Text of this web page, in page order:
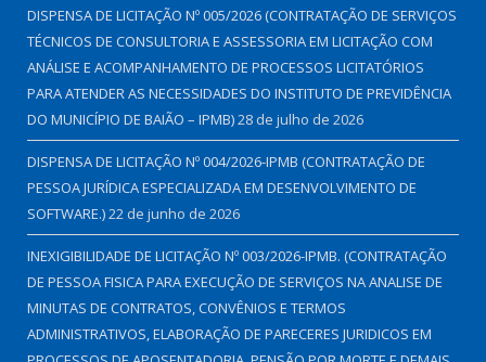
DISPENSA DE LICITAÇÃO Nº 005/2026 (CONTRATAÇÃO DE SERVIÇOS
TÉCNICOS DE CONSULTORIA E ASSESSORIA EM LICITAÇÃO COM
ANÁLISE E ACOMPANHAMENTO DE PROCESSOS LICITATÓRIOS
PARA ATENDER AS NECESSIDADES DO INSTITUTO DE PREVIDÊNCIA
DO MUNICÍPIO DE BAIÃO – IPMB)28 de julho de 2026
DISPENSA DE LICITAÇÃO Nº 004/2026-IPMB (CONTRATAÇÃO DE
PESSOA JURÍDICA ESPECIALIZADA EM DESENVOLVIMENTO DE
SOFTWARE.)22 de junho de 2026
INEXIGIBILIDADE DE LICITAÇÃO Nº 003/2026-IPMB. (CONTRATAÇÃO
DE PESSOA FISICA PARA EXECUÇÃO DE SERVIÇOS NA ANALISE DE
MINUTAS DE CONTRATOS, CONVÊNIOS E TERMOS
ADMINISTRATIVOS, ELABORAÇÃO DE PARECERES JURIDICOS EM